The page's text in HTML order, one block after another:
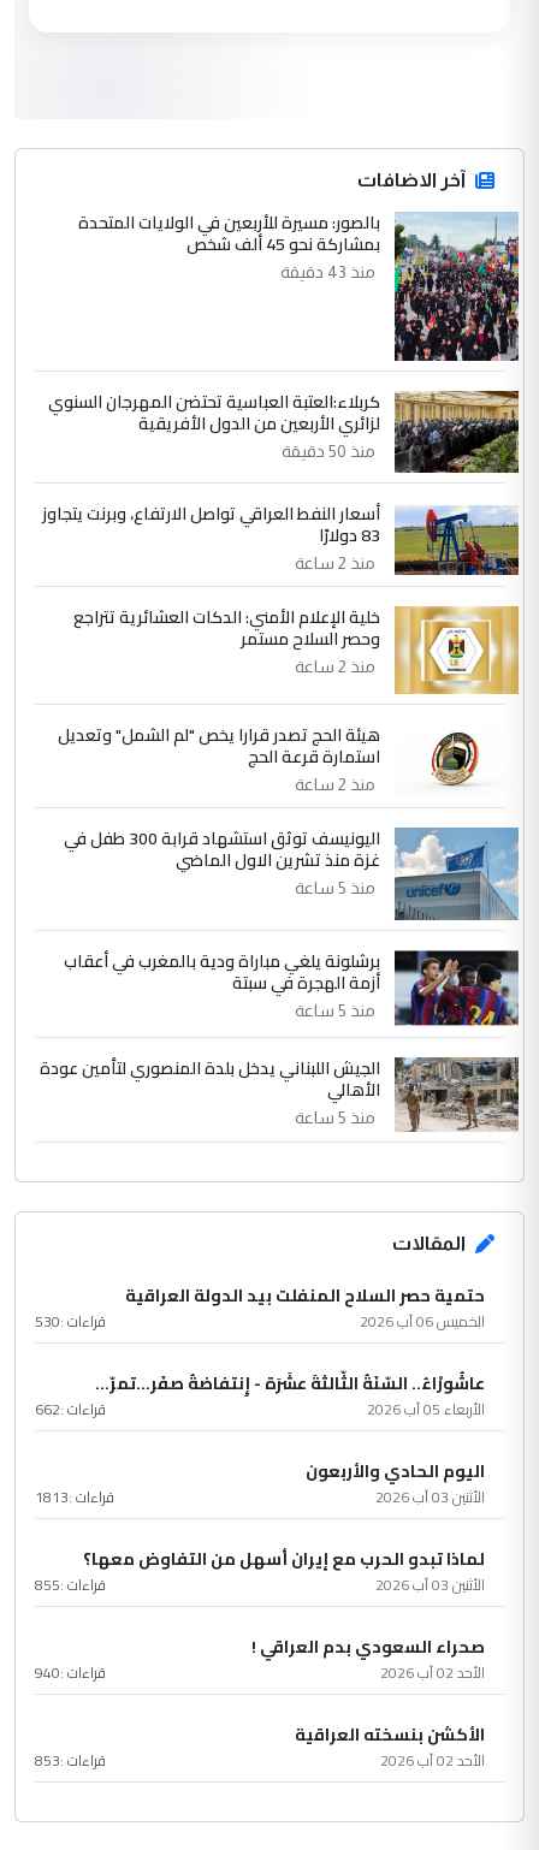
التعليق : قرار مستعجل جدا ولامصلحة فيه
للوزاره ولا للمواطن القرار الصائب يكون بعد
الاستماع للمدير ومغرفة ...
الموضوع :
وزير الصحة يعفي مدير مستشفى الكرخ
العام في بغداد
سردار
جنسية الرافد الثالث للعراق ومن اصول عريقة
ابا فرات ...
الموضوع : الجواهري يرد على صدام حسين سل
مضجعيك يابن الزنا (نص كامل)
سردار
التعليق : واحد من عصابة علي ماما يسقط
جنسية الرافد الثالث للعراق ومن اصول عريقة
ابا فرات ...
الموضوع :الجواهري يرد على صدام حسين سل
مضجعيك يابن الزنا (نص كامل)
آخر الاضافات
بالصور: مسيرة للأربعين في الولايات المتحدة
بمشاركة نحو 45 ألف شخص
منذ 43 دقيقة
كربلاء:العتبة العباسية تحتضن المهرجان السنوي
لزائري الأربعين من الدول الأفريقية
منذ 50 دقيقة
أسعار النفط العراقي تواصل الارتفاع، وبرنت يتجاوز
83 دولارًا
منذ 2 ساعة
خلية الإعلام الأمني: الدكات العشائرية تتراجع
وحصر السلاح مستمر
منذ 2 ساعة
هيئة الحج تصدر قرارا يخص "لم الشمل" وتعديل
استمارة قرعة الحج
منذ 2 ساعة
اليونيسف توثق استشهاد قرابة 300 طفل في
غزة منذ تشرين الاول الماضي
منذ 5 ساعة
برشلونة يلغي مباراة ودية بالمغرب في أعقاب
أزمة الهجرة في سبتة
منذ 5 ساعة
الجيش اللبناني يدخل بلدة المنصوري لتأمين عودة
الأهالي
منذ 5 ساعة
المقالات
حتمية حصر السلاح المنفلت بيد الدولة العراقية
الخميس 06 آب 2026 قراءات :530
عاشُورْاءُ.. السّنَةُ الثّالثةَ عشَرَة - إِنتفاضةُ صفَر…تمرّ...
الأربعاء 05 آب 2026 قراءات :662
اليوم الحادي والأربعون
الأثنين 03 آب 2026 قراءات :1813
لماذا تبدو الحرب مع إيران أسهل من التفاوض معها؟
الأثنين 03 آب 2026 قراءات :855
صحراء السعودي بدم العراقي !
الأحد 02 آب 2026 قراءات :940
الأكشن بنسخته العراقية
الأحد 02 آب 2026 قراءات :853